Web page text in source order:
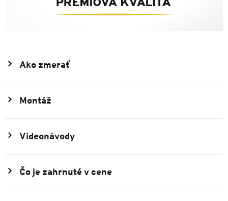
Ako zmerať
Montáž
Videonávody
Čo je zahrnuté v cene